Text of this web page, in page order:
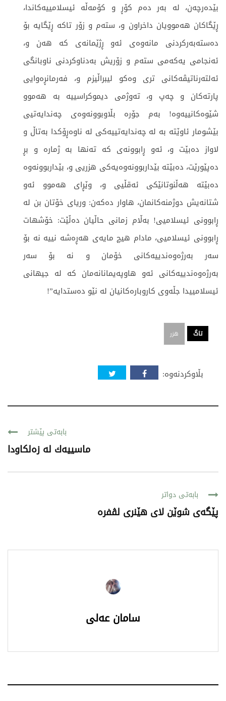
بێدەرچەن، لە بەر دەم کۆڕ و کۆمەڵە ئیسلامییەکاندا،
ڕێگاکان هەموویان داخراون و، ستەم و زۆر تاکە ڕێگایە بۆ
دەستەبەرکردنی مانەوەی ئەو ڕژێمانەی کە هەن و،
ئەنجامی یەکەمی ستەم و زۆریش بەدناوکردنی ناوبانگی
ئەلتەرناتیڤەکانی تری وەکو لیبراڵیزم و، فەرمانڕەوایی
پارتەکان و چەپ و، تەوژمی دیموکراسییە بە هەموو
شێوەکانییەوە! بەم جۆرە بڵاوبوونەوەی چەندایەتیی
بێشومار ئاوێتە بە لە چەندایەتییەکی لە ناوەڕۆکدا بەتاڵ و
لاواز دەبێت و، ئەو ڕابوونەی کە تەنها بە ژمارە و بڕ
دەپێورێت، دەبێتە بێداربوونەوەیەکی هزریی و، بێداربوونەوە
دەبێتە هەڵنوتانێکی ئەقڵیی و، وێڕای هەموو ئەو
شتانەیش دوژمنەکانمان، هاوار دەکەن: وریای خۆتان بن لە
ڕابوونی ئیسلامیی! بەڵام زمانی حاڵیان دەڵێت: خۆشهات
ڕابوونی ئیسلامیی، مادام هیچ مایەی هەڕەشە نییە نە بۆ
سەر بەرژەوەندییەکانی خۆمان و نە بۆ سەر
بەرژەوەندییەکانی ئەو هاوپەیمانانەمان کە لە جیهانی
ئیسلامییدا جڵەوی کاروبارەکانیان لە نێو دەستدایە”!
تاگ هزر
بڵاوکردنەوە:
بابەتی پێشتر
ماسییه‌ك له‌ زه‌لكاودا
بابەتی دواتر
پێگەی شوێن لای هێنری لڤفرە
سامان عەلی